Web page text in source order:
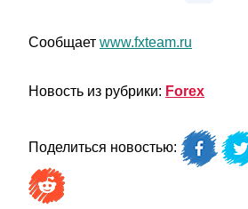
Сообщает www.fxteam.ru
Новость из рубрики: Forex
Поделиться новостью: